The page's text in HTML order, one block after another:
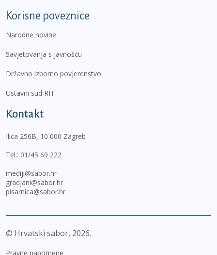
Korisne poveznice
Narodne novine
Savjetovanja s javnošću
Državno izborno povjerenstvo
Ustavni sud RH
Kontakt
Ilica 256B, 10 000 Zagreb
Tel.: 01/45 69 222
mediji@sabor.hr
gradjani@sabor.hr
pisarnica@sabor.hr
© Hrvatski sabor, 2026
Pravne napomene